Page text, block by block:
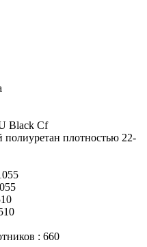
Black Cf
плотностью 22-
: 660